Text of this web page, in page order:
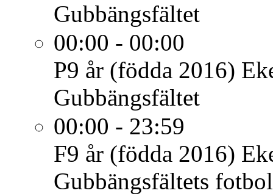
Gubbängsfältet
00:00 - 00:00
P9 år (födda 2016)
Gubbängsfältet
00:00 - 23:59
F9 år (födda 2016)
Gubbängsfältets